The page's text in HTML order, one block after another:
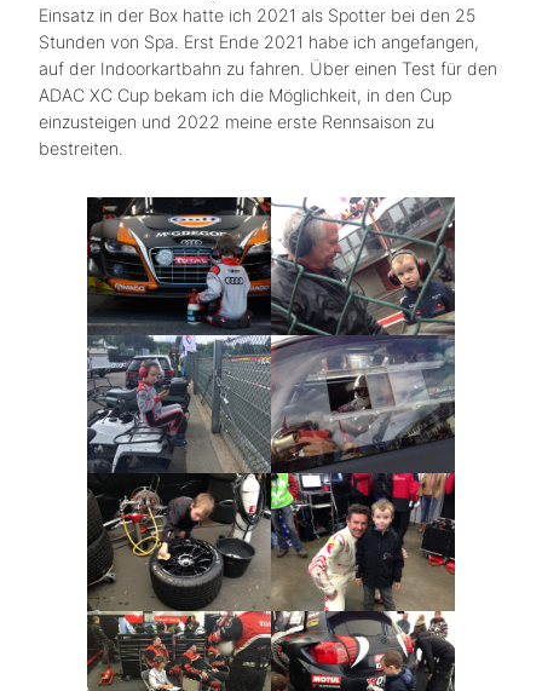
Einsatz in der Box hatte ich 2021 als Spotter bei den 25
Stunden von Spa. Erst Ende 2021 habe ich angefangen,
auf der Indoorkartbahn zu fahren. Über einen Test für den
ADAC XC Cup bekam ich die Möglichkeit, in den Cup
einzusteigen und 2022 meine erste Rennsaison zu
bestreiten.